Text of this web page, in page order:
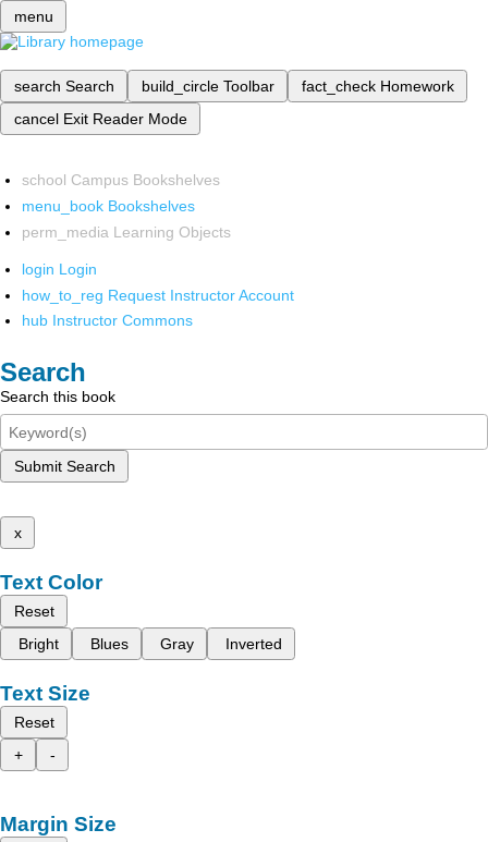
menu
search Search build_circle Toolbar fact_check Homework
cancel Exit Reader Mode
school Campus Bookshelves
menu_book Bookshelves
perm_media Learning Objects
login Login
how_to_reg Request Instructor Account
hub Instructor Commons
Search
Search this book
Submit Search
x
Text Color
Reset
Bright
Blues Gray Inverted
Text Size
Reset
+
-
Margin Size